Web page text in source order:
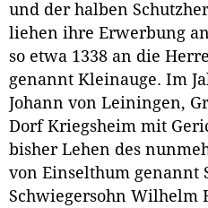
und der halben
liehen ihre Erwerbung
so etwa 1338 an die
genannt Kleinauge. Im
Johann von Leiningen,
Dorf Kriegsheim mit
bisher Lehen des
von Einselthum genannt
Schwiegersohn Wilhelm